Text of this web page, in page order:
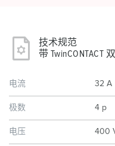
技术规范
带 TwinCONTACT
电流 32 A
极数 4 p
电压 400